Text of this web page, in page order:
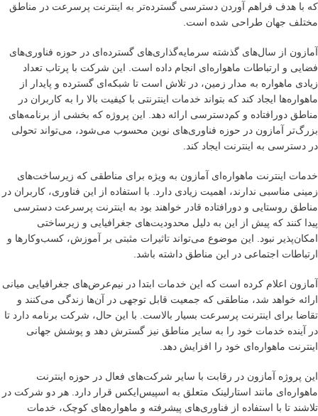
که با هدف فراهم آوردن دسترسی گسترده‌تر به اینترنت پرسرعت در مناطق
مختلف جهان طراحی شده است.
آمازون از سال‌های گذشته سرمایه‌گذاری‌های گسترده‌ای در حوزه فناوری‌های
فضایی و ارتباطات ماهواره‌ای انجام داده است. این شرکت با پرتاب تعداد
زیادی ماهواره به مدار زمین، در تلاش است تا شبکه‌ای گسترده و پایدار از
ماهواره‌ها ایجاد کند که بتواند خدمات اینترنتی با کیفیت بالا را به کاربران در
مناطق دورافتاده و کم‌دسترسی ارائه دهد. این پروژه که بخشی از برنامه‌های
بزرگ‌تر آمازون در حوزه فناوری‌های نوین محسوب می‌شود، می‌تواند تحولی
در دسترسی به اینترنت ایجاد کند.
خدمات اینترنت ماهواره‌ای آمازون به ویژه برای مناطقی که زیرساخت‌های
زمینی مناسبی ندارند، اهمیت زیادی دارد. با استفاده از این فناوری، کاربران در
مناطق روستایی و دورافتاده قادر خواهند بود به اینترنت پرسرعت دسترسی
پیدا کنند که پیش از این به دلیل محدودیت‌های جغرافیایی و زیرساختی
امکان‌پذیر نبود. این موضوع می‌تواند تاثیرات مثبتی بر آموزش، کسب‌وکارها و
ارتباطات اجتماعی در این مناطق داشته باشد.
آمازون اعلام کرده است که این خدمات ابتدا در نیم‌عرض‌های جغرافیایی میانی
ارائه خواهد شد، مناطقی که جمعیت قابل توجهی در آن‌ها زندگی می‌کنند و
تقاضا برای اینترنت پرسرعت بسیار بالاست. با این حال، شرکت برنامه دارد تا
در آینده خدمات خود را به سایر مناطق نیز گسترش دهد و پوشش جهانی
اینترنت ماهواره‌ای خود را افزایش دهد.
این پروژه آمازون در رقابت با سایر شرکت‌های فعال در حوزه اینترنت
ماهواره‌ای مانند استارلینک متعلق به اسپیس‌ایکس قرار دارد. هر دو شرکت در
تلاشند تا با استفاده از فناوری‌های پیشرفته و ماهواره‌های کوچک، خدمات